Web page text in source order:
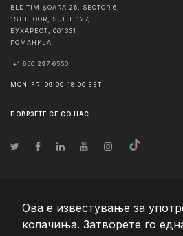
Ова е известување за
колачиња. Затворете го
BLD TIMIȘOARA 26, SECTOR 6,
1ST FLOOR, SUITE 127,
БУХАРЕСТ
061331
РОМАНИЈА
+1 650 297 6550
MON-FRI 09:00-18:00 EET
ПОВРЗЕТЕ СЕ СО НАС
© Авторско право2026 Team Extension